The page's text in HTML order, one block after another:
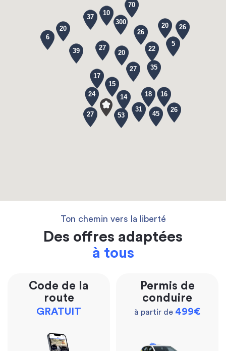
35
70
27
16
26
26
53
14
45
37
17
20
15
22
300
20
18
6
24
31
27
39
20
27
26
10
5
Ton chemin vers la liberté
Des offres adaptées
à tous
Code de la
route
GRATUIT
Permis de
conduire
à partir de 499€